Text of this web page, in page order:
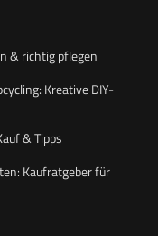
& richtig pflegen
Kreative DIY-
& Tipps
Kaufratgeber für